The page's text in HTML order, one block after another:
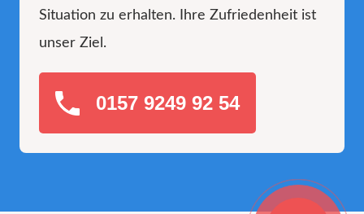
Situation zu erhalten. Ihre Zufriedenheit ist
unser Ziel.
0157 9249 92 54